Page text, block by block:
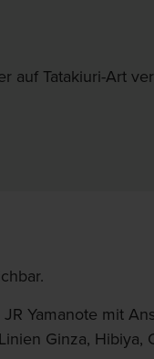
auf Tatakiuri-Art
Yamanote mit
Ginza, Hibiya,